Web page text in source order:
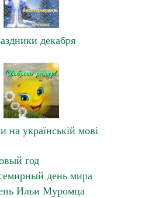
декабря
на українській мові
год
день мира
Ильи Муромца